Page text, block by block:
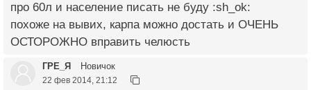
про 60л и население писать не буду :sh_ok:
похоже на вывих, карпа можно достать и ОЧЕНЬ
ОСТОРОЖНО вправить челюсть
ГРЕ_Я Новичок
22 фев 2014, 21:12